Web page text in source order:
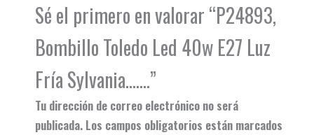
Sé el primero en valorar “P24893,
Bombillo Toledo Led 40w E27 Luz
Fría Sylvania…….”
Tu dirección de correo electrónico no será
publicada. Los campos obligatorios están marcados